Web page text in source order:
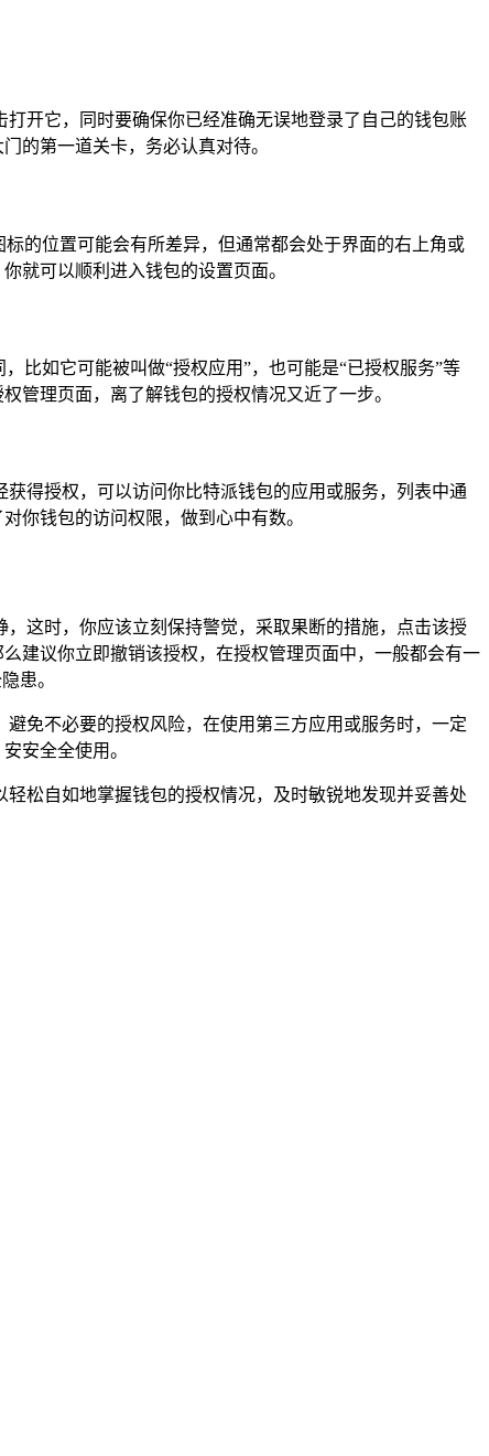
开它，同时要确保你已经准确无误地登录了自己的钱包账
的第一道关卡，务必认真对待。
的位置可能会有所差异，但通常都会处于界面的右上角或
就可以顺利进入钱包的设置页面。
比如它可能被叫做“授权应用”，也可能是“已授权服务”等
管理页面，离了解钱包的授权情况又近了一步。
得授权，可以访问你比特派钱包的应用或服务，列表中通
你钱包的访问权限，做到心中有数。
这时，你应该立刻保持警觉，采取果断的措施，点击该授
建议你立即撤销该授权，在授权管理页面中，一般都会有一
患。
免不必要的授权风险，在使用第三方应用或服务时，一定
安全全使用。
松自如地掌握钱包的授权情况，及时敏锐地发现并妥善处